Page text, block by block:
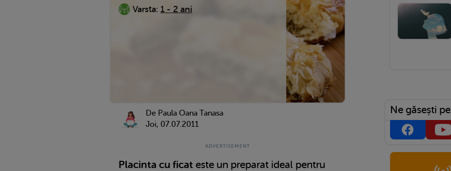
Varsta: 1 - 2 ani
De Paula Oana Tanasa
Joi, 07.07.2011
Placinta cu ficat este un preparat ideal pentru
Ne găsești pe